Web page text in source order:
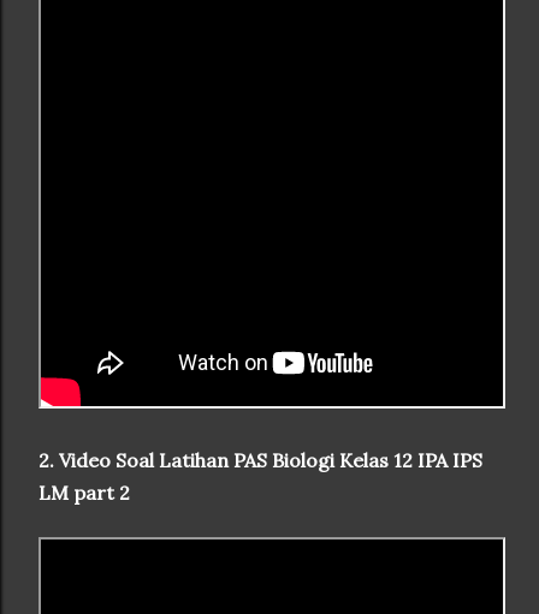
2. Video Soal Latihan PAS Biologi Kelas 12 IPA IPS
LM part 2